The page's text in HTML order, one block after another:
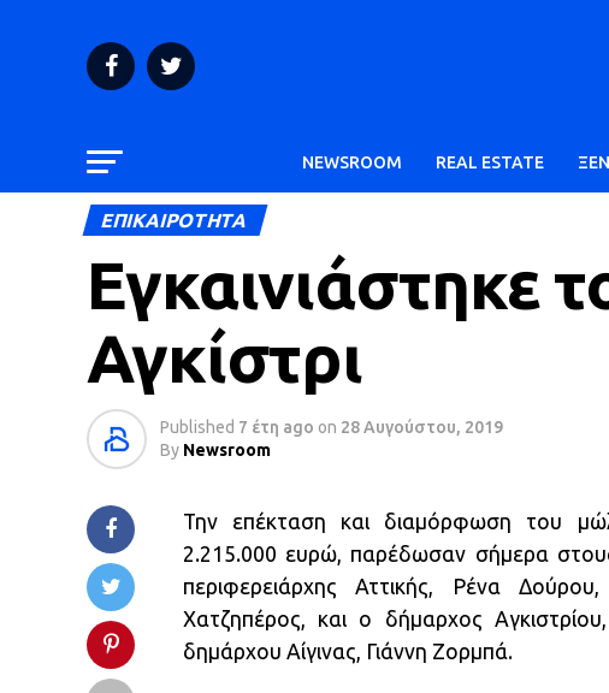
NEWSROOM REAL ESTATE
ΕΠΙΚΑΙΡΟΤΗΤΑ
Εγκαινιάστηκε
Αγκίστρι
Published 7 έτη ago on 28 Αυγούστου, 2019
By Newsroom
Την επέκταση και διαμόρφωση του
2.215.000 ευρώ, παρέδωσαν σήμερα
περιφερειάρχης Αττικής, Ρένα
Χατζηπέρος, και ο δήμαρχος
δημάρχου Αίγινας, Γιάννη Ζορμπά.